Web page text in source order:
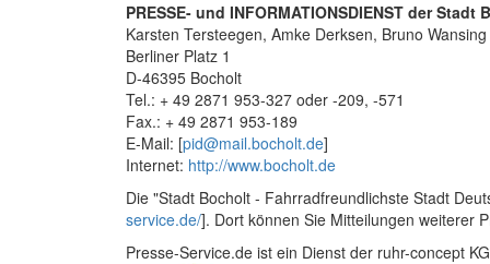
PRESSE- und INFORMATIONSDIENST der Stadt
Karsten Tersteegen, Amke Derksen, Bruno Wansing
Berliner Platz 1
D-46395 Bocholt
Tel.: + 49 2871 953-327 oder -209, -571
Fax.: + 49 2871 953-189
E-Mail: [pid@mail.bocholt.de]
Internet: http://www.bocholt.de
Die "Stadt Bocholt - Fahrradfreundlichste Stadt
service.de/]. Dort können Sie Mitteilungen weiterer
Presse-Service.de ist ein Dienst der ruhr-concept KG